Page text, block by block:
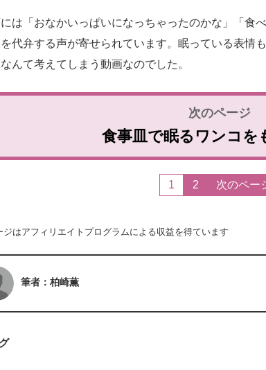
は「おなかいっぱいになっちゃったのかな」「食
代弁する声が寄せられています。眠っている表情
んて考えてしまう動画なのでした。
食事皿で眠るワンコを
1 2 次のペー
はアフィリエイトプログラムによる収益を得ています
筆者：柏崎薫